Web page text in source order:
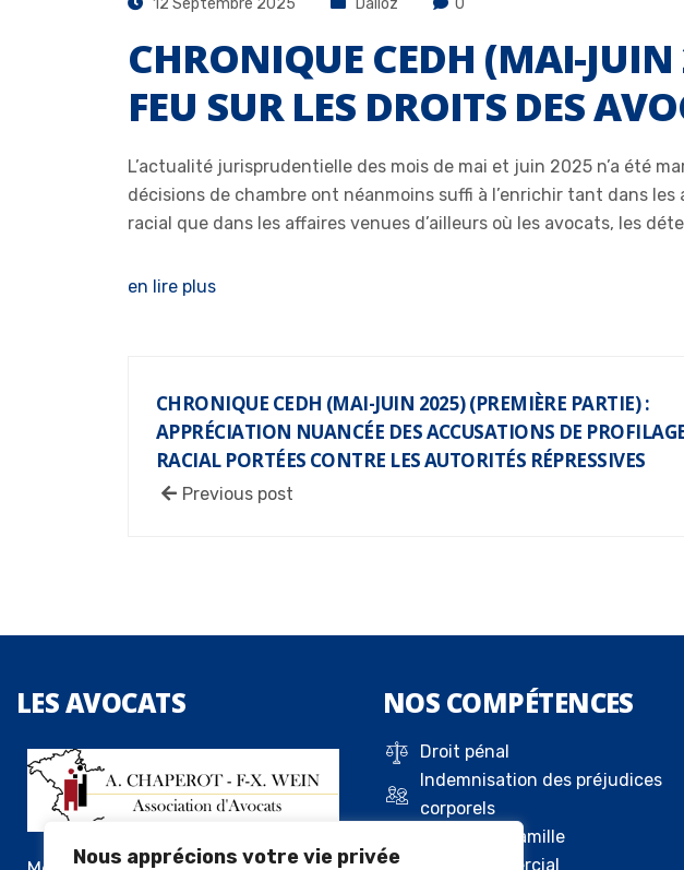
Nous apprécions votre vie privée
12 Septembre 2025 Dalloz 0
CHRONIQUE CEDH (MAI-JUIN
FEU SUR LES DROITS DES
L’actualité jurisprudentielle des mois de mai et juin 2025 n’a été
décisions de chambre ont néanmoins suffi à l’enrichir tant dans
racial que dans les affaires venues d’ailleurs où les avocats, les
en lire plus
CHRONIQUE CEDH (MAI-JUIN 2025) (PREMIÈRE PARTIE) :
APPRÉCIATION NUANCÉE DES ACCUSATIONS DE
RACIAL PORTÉES CONTRE LES AUTORITÉS RÉPRESSIVES
Previous post
LESAVOCATS NOS COMPÉTENCES
Droit pénal
Indemnisation des préjudices
corporels
Droit de la famille
Droit commercial